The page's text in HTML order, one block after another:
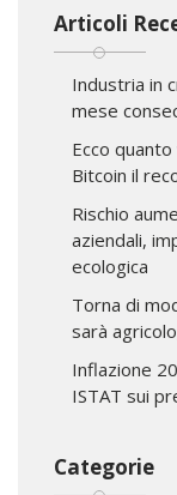
Articoli
Industria in
mese
Ecco
Bitcoin il
Rischio
aziendali,
ecologica
Torna di
sarà
Inflazione
ISTAT sui
Categorie